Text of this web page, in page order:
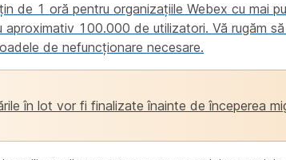
de 1 oră pentru organizațiile Webex cu mai
100.000 de utilizatori. Vă rugăm
de nefuncționare necesare.
în lot vor fi finalizate înainte de începerea